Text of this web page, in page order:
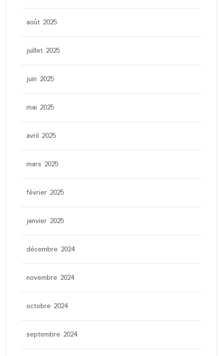
août 2025
juillet 2025
juin 2025
mai 2025
avril 2025
mars 2025
février 2025
janvier 2025
décembre 2024
novembre 2024
octobre 2024
septembre 2024